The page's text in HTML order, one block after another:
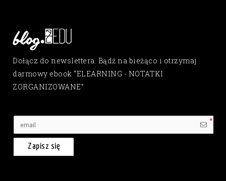
Dołącz do newslettera. Bądź na bieżąco i otrzymaj
darmowy ebook “ELEARNING - NOTATKI
ZORGANIZOWANE”
Zapisz się